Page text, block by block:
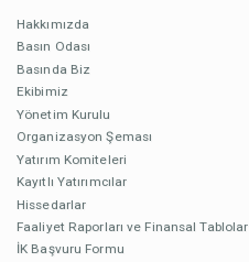
Hakkımızda
Basın Odası
Basında Biz
Ekibimiz
Yönetim Kurulu
Organizasyon Şeması
Yatırım Komiteleri
Kayıtlı Yatırımcılar
Hissedarlar
Faaliyet Raporları ve Finansal Tablolar
İK Başvuru Formu